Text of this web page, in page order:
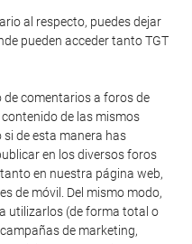
al respecto, puedes dejar
pueden acceder tanto TGT
de comentarios a foros de
de las mismos
de esta manera has
en los diversos foros
en nuestra página web,
de móvil. Del mismo modo,
utilizarlos (de forma total o
de marketing,